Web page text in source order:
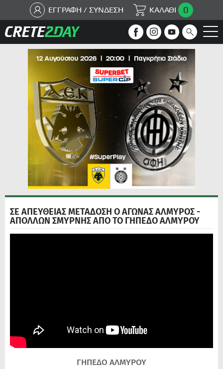
ΕΓΓΡΑΦΗ / ΣΥΝΔΕΣΗ ΚΑΛΑΘΙ 0
ΣΕ ΑΠΕΥΘΕΙΑΣ ΜΕΤΑΔΟΣΗ Ο ΑΓΩΝΑΣ ΑΛΜΥΡΟΣ -
ΑΠΟΛΛΩΝ ΣΜΥΡΝΗΣ ΑΠΟ ΤΟ ΓΗΠΕΔΟ ΑΛΜΥΡΟΥ
ΓΗΠΕΔΟ ΑΛΜΥΡΟΥ